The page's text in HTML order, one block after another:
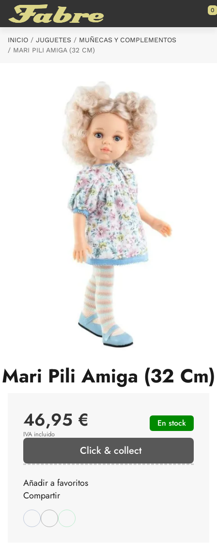
Saltar al contenido principal
0
INICIO JUGUETES
MUÑECAS Y COMPLEMENTOS
MARI PILI AMIGA (32 CM)
Mari Pili Amiga (32 Cm)
46,95 €
IVA incluido
En stock
Click & collect
Añadir a favoritos
Compartir